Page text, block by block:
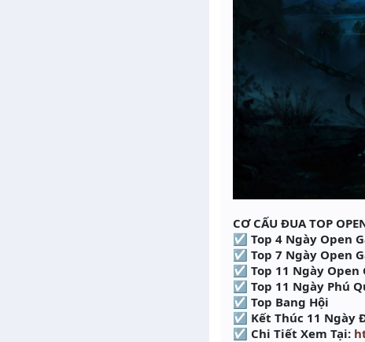
CƠ CẤU ĐUA TOP
☑ Top 4 Ngày Open
☑ Top 7 Ngày Open
☑ Top 11 Ngày Open
☑ Top 11 Ngày Phú
☑ Top Bang Hội
☑ Kết Thúc 11 Ngày
☑ Chi Tiết Xem Tại: